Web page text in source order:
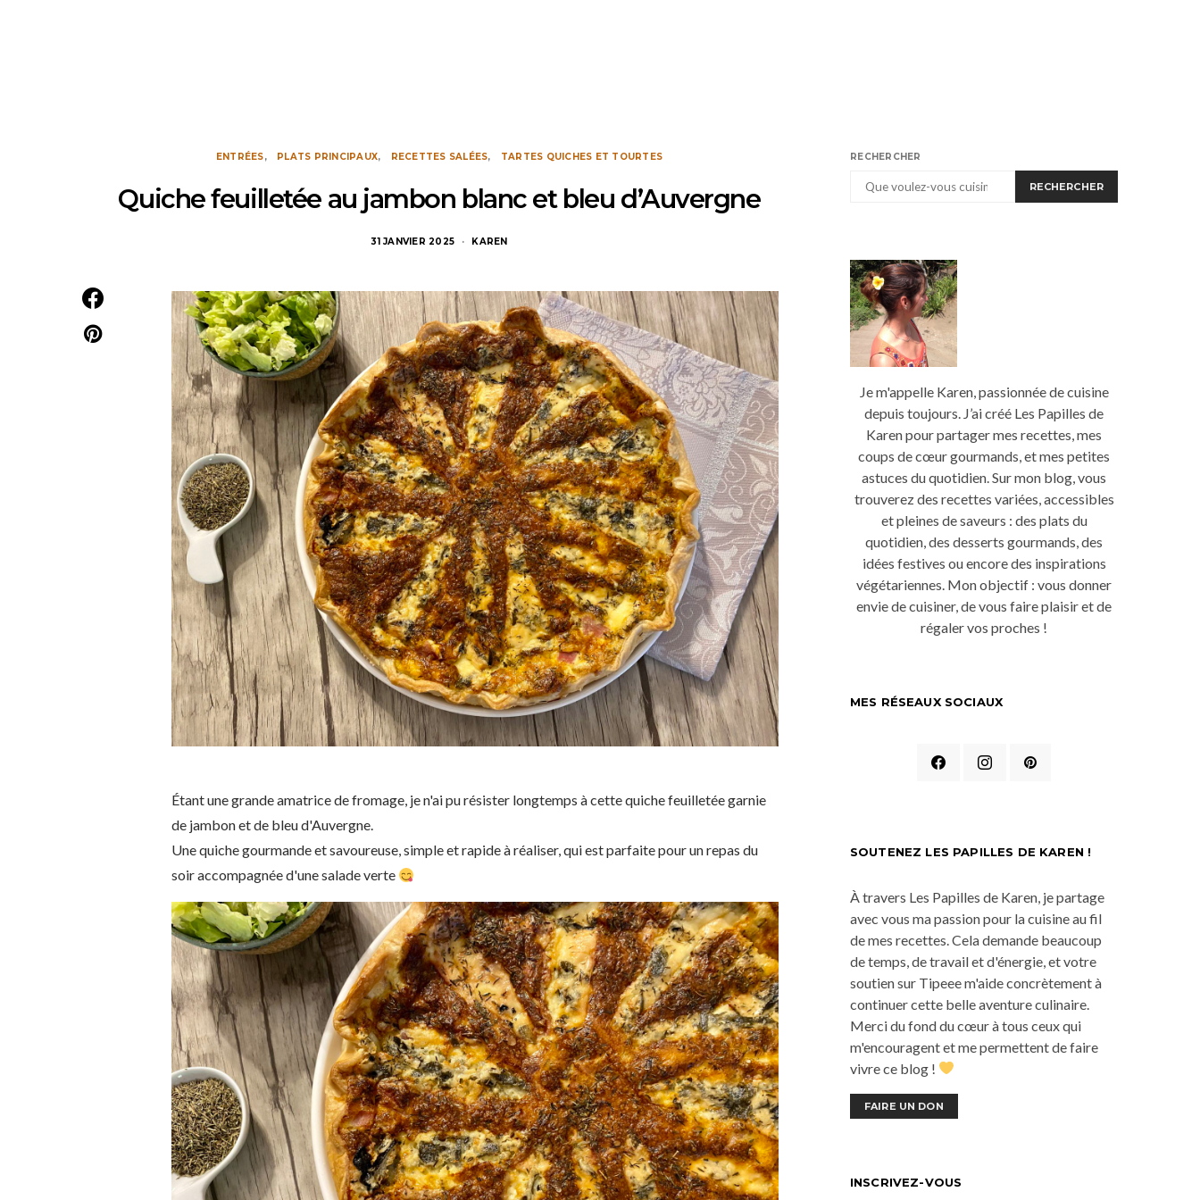
ENTRÉES PLATS PRINCIPAUX RECETTES SALÉES TARTES QUICHES ET TOURTES
Quiche feuilletée au jambon blanc et bleu d’Auvergne
31 JANVIER 2025 KAREN
Étant une grande amatrice de fromage, je n'ai pu résister longtemps à cette quiche feuilletée garnie
de jambon et de bleu d'Auvergne.
Une quiche gourmande et savoureuse, simple et rapide à réaliser, qui est parfaite pour un repas du
soir accompagnée d'une salade verte
RECHERCHER
RECHERCHER
Je m'appelle Karen, passionnée de cuisine
depuis toujours. J’ai créé Les Papilles de
Karen pour partager mes recettes, mes
coups de cœur gourmands, et mes petites
astuces du quotidien. Sur mon blog, vous
trouverez des recettes variées, accessibles
et pleines de saveurs : des plats du
quotidien, des desserts gourmands, des
idées festives ou encore des inspirations
végétariennes. Mon objectif : vous donner
envie de cuisiner, de vous faire plaisir et de
régaler vos proches !
MES RÉSEAUX SOCIAUX
SOUTENEZ LES PAPILLES DE KAREN !
À travers Les Papilles de Karen, je partage
avec vous ma passion pour la cuisine au fil
de mes recettes. Cela demande beaucoup
de temps, de travail et d'énergie, et votre
soutien sur Tipeee m'aide concrètement à
continuer cette belle aventure culinaire.
Merci du fond du cœur à tous ceux qui
m'encouragent et me permettent de faire
vivre ce blog !
FAIRE UN DON
INSCRIVEZ-VOUS